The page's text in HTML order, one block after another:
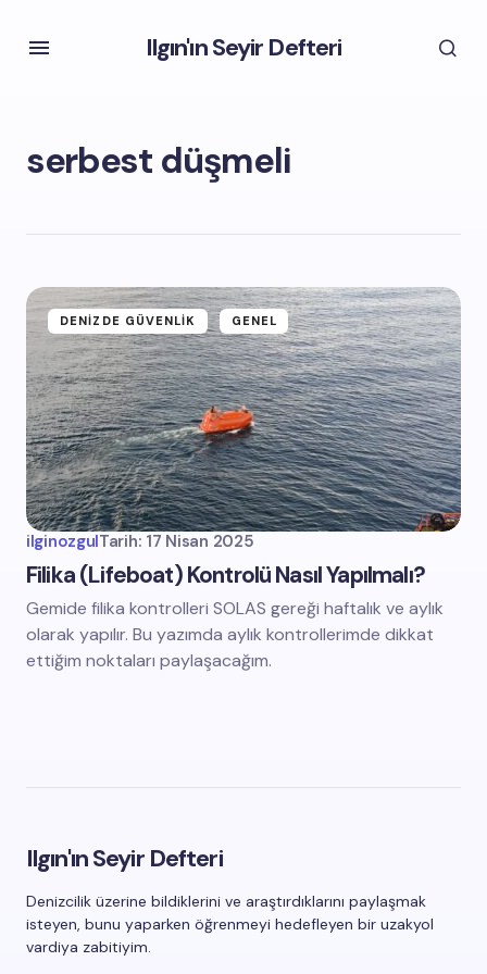
Ilgın'ın Seyir Defteri
serbest düşmeli
DENIZDE GÜVENLIK GENEL
ilginozgulTarih: 17 Nisan 2025
Filika (Lifeboat) Kontrolü Nasıl Yapılmalı?
Gemide filika kontrolleri SOLAS gereği haftalık ve aylık
olarak yapılır. Bu yazımda aylık kontrollerimde dikkat
ettiğim noktaları paylaşacağım.
Ilgın'ın Seyir Defteri
Denizcilik üzerine bildiklerini ve araştırdıklarını paylaşmak
isteyen, bunu yaparken öğrenmeyi hedefleyen bir uzakyol
vardiya zabitiyim.